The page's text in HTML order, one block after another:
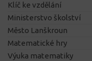
Klíč ke vzdělání
Ministerstvo školství
Město Lanškroun
Matematické hry
Výuka matematiky